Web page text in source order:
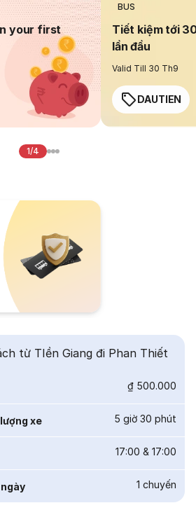
your first
BUS
Tiết kiệm tới
lần đầu
Valid Till 30 Th9
DAUTIEN
1/4
từ TIền Giang đi Phan Thiết
₫ 500.000
xe 5 giờ 30 phút
17:00 & 17:00
1 chuyến